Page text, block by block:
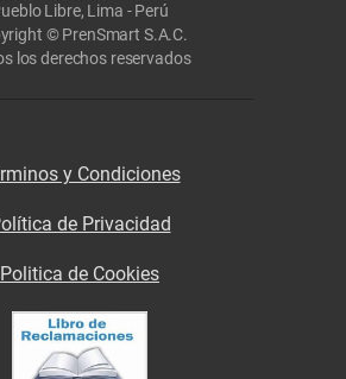
Libre, Lima - Perú
© PrenSmart S.A.C.
los derechos reservados
y Condiciones
de Privacidad
Politica de Cookies